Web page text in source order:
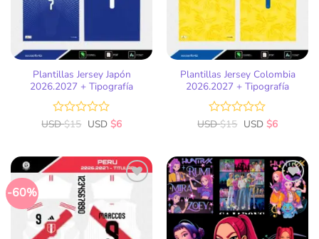
Plantillas Jersey Japón
2026.2027 + Tipografía
Valorado
de
5
USD$15 USD $6
Plantillas Jersey Colombia
2026.2027 + Tipografía
Valorado
de
5
USD$15 USD $6
-60%
lista
deseos
Añadir
a la
lista
de
deseos